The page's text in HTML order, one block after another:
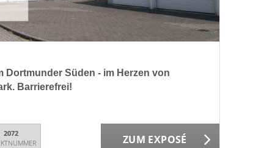
Dortmunder Süden - im Herzen von
Barrierefrei!
2072
ZUM EXPOSÉ